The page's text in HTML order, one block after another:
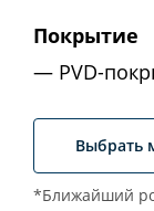
Покрытие
PVD-
Выбрать
*Ближайший